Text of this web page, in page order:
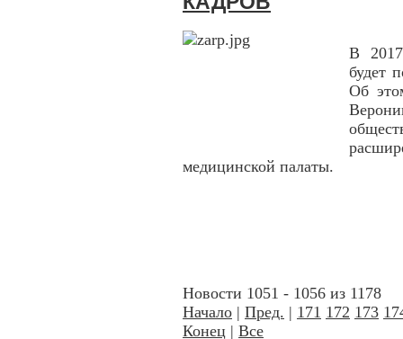
В 2017
будет
Об
медицинской палаты.
Новости 1051 - 1056 из 1178
Начало | Пред. | 171 172 173
Конец | Все